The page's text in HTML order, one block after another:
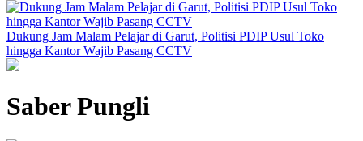
Dukung Jam Malam Pelajar di Garut, Politisi PDIP Usul Toko
hingga Kantor Wajib Pasang CCTV
Saber Pungli